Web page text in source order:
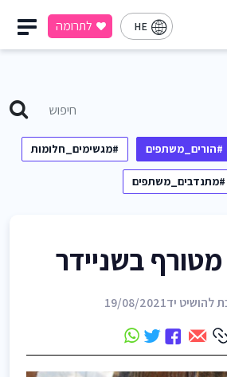
HE לתרומה
#הורים_משתפים #מגשימים_חלומות
#מתנדבים_משתפים
מטורף בשניידר
להושיט יד19/08/2021